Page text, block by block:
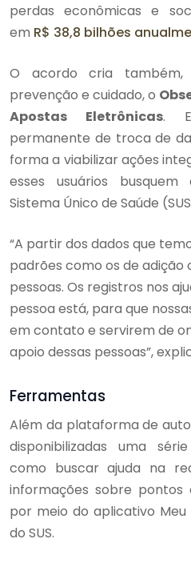
perdas econômicas e
em R$ 38,8 bilhões
O acordo cria
prevenção e cuidado, o
Apostas Eletrônicas.
permanente de troca de
forma a viabilizar ações
esses usuários
Sistema Único de Saúde
“A partir dos dados que
padrões como os de adição
pessoas. Os registros nos
pessoa está, para que
em contato e servirem de
apoio dessas pessoas”,
Ferramentas
Além da plataforma de
disponibilizadas uma
como buscar ajuda na
informações sobre pontos
por meio do aplicativo Meu
do SUS.